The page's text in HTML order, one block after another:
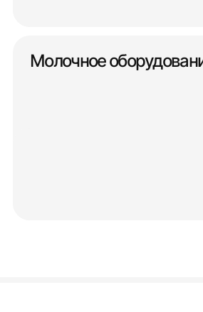
Молочное